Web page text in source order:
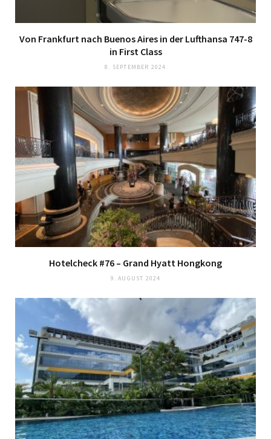
Von Frankfurt nach Buenos Aires in der Lufthansa 747-8
in First Class
8. SEPTEMBER 2024
Hotelcheck #76 – Grand Hyatt Hongkong
9. AUGUST 2024